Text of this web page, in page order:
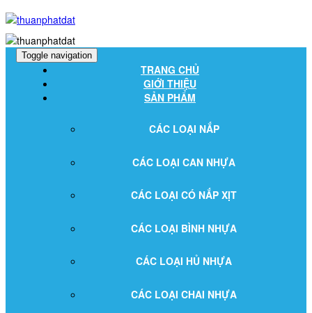
Toggle navigation
TRANG CHỦ
GIỚI THIỆU
SẢN PHẨM
CÁC LOẠI NẮP
CÁC LOẠI CAN NHỰA
CÁC LOẠI CÓ NẮP XỊT
CÁC LOẠI BÌNH NHỰA
CÁC LOẠI HỦ NHỰA
CÁC LOẠI CHAI NHỰA